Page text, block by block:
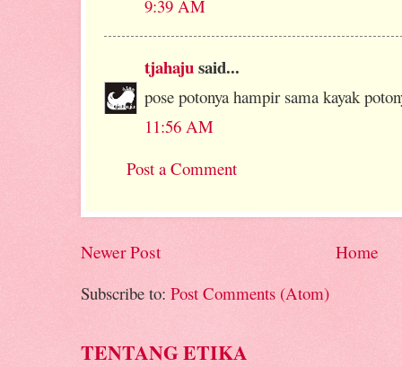
9:39 AM
tjahajusaid...
pose potonya hampir sama kayak
11:56 AM
Post a Comment
Newer Post
Home
Subscribe to: Post Comments (Atom)
TENTANG ETIKA